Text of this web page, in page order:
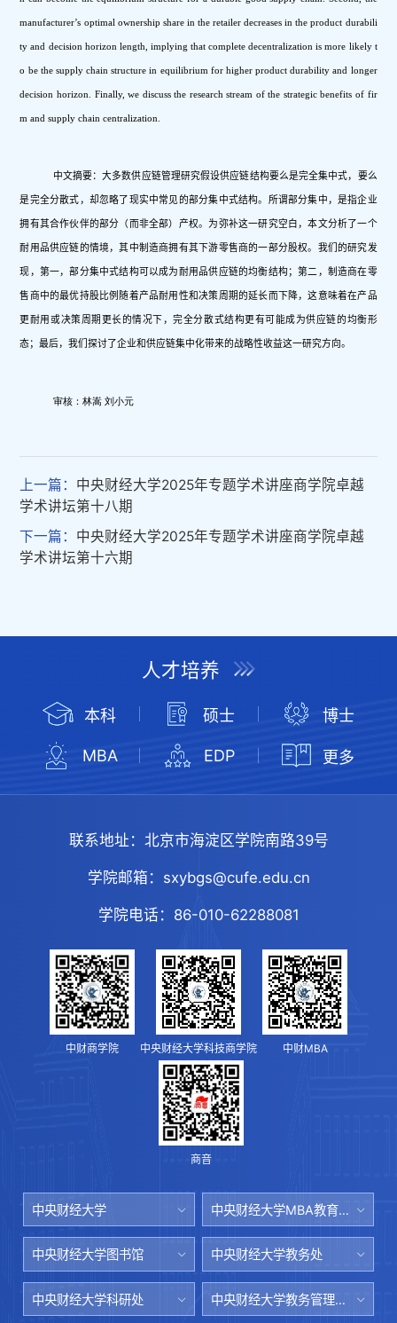
manufacturer’s optimal ownership share in the retailer decreases in the product durabili
ty and decision horizon length, implying that complete decentralization is more likely t
o be the supply chain structure in equilibrium for higher product durability and longer
decision horizon. Finally, we discuss the research stream of the strategic benefits of fir
m and supply chain centralization.
中文摘要：大多数供应链管理研究假设供应链结构要么是完全集中式，要么
是完全分散式，却忽略了现实中常见的部分集中式结构。所谓部分集中，是指企业
拥有其合作伙伴的部分（而非全部）产权。为弥补这一研究空白，本文分析了一个
耐用品供应链的情境，其中制造商拥有其下游零售商的一部分股权。我们的研究发
现，第一，部分集中式结构可以成为耐用品供应链的均衡结构；第二，制造商在零
售商中的最优持股比例随着产品耐用性和决策周期的延长而下降，这意味着在产品
更耐用或决策周期更长的情况下，完全分散式结构更有可能成为供应链的均衡形
态；最后，我们探讨了企业和供应链集中化带来的战略性收益这一研究方向。
审核：林嵩 刘小元
上一篇： 中央财经大学2025年专题学术讲座商学院卓越
学术讲坛第十八期
下一篇： 中央财经大学2025年专题学术讲座商学院卓越
学术讲坛第十六期
人才培养
本科 硕士 博士
MBA EDP 更多
联系地址： 北京市海淀区学院南路39号
学院邮箱： sxybgs@cufe.edu.cn
学院电话： 86-010-62288081
中财商学院 中央财经大学科技商学院 中财MBA
商音
中央财经大学 中央财经大学MBA教育中心
中央财经大学图书馆 中央财经大学教务处
中央财经大学科研处 中央财经大学教务管理系统